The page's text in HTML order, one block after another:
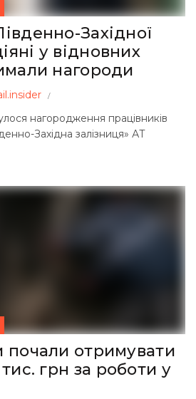
Західної
у відновних
нагороди
нагородження працівників
Західна залізниця» АТ
почали отримувати
грн за роботи у